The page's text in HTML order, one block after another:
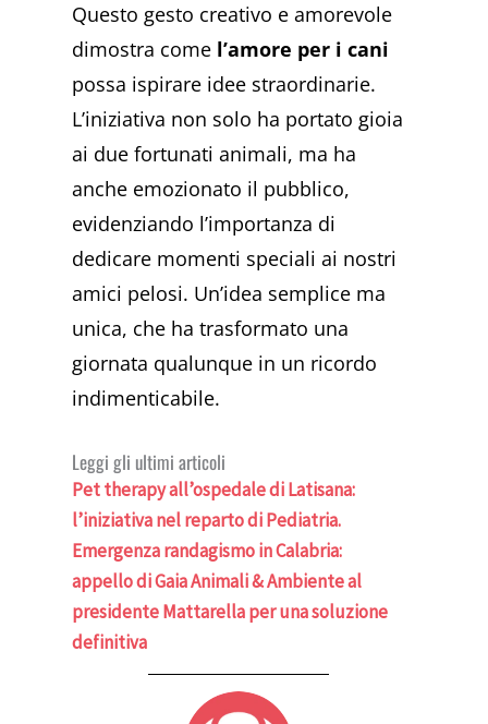
Questo gesto creativo e amorevole
dimostra come l’amore per i cani
possa ispirare idee straordinarie.
L’iniziativa non solo ha portato gioia
ai due fortunati animali, ma ha
anche emozionato il pubblico,
evidenziando l’importanza di
dedicare momenti speciali ai nostri
amici pelosi. Un’idea semplice ma
unica, che ha trasformato una
giornata qualunque in un ricordo
indimenticabile.
Leggi gli ultimi articoli
Pet therapy all’ospedale di Latisana:
l’iniziativa nel reparto di Pediatria.
Emergenza randagismo in Calabria:
appello di Gaia Animali & Ambiente al
presidente Mattarella per una soluzione
definitiva